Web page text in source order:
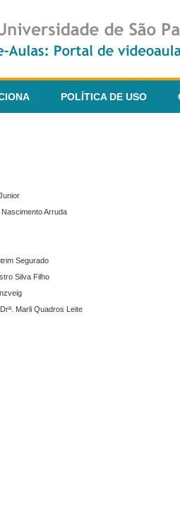
POLÍTICA DE USO
Arruda
Segurado
Silva Filho
Marli Quadros Leite